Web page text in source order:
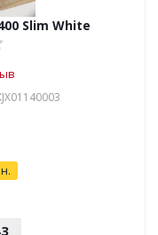
Slim White